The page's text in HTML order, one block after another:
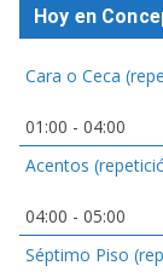
Hoy en
Cara o Ceca
01:00 - 04:00
Acentos
04:00 - 05:00
Séptimo Piso